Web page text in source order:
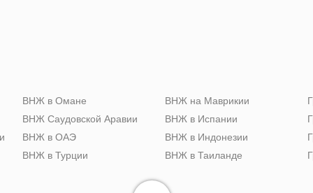
ВНЖ в Омане
ВНЖ Саудовской Аравии
ВНЖ в ОАЭ
ВНЖ в Турции
ВНЖ на Маврикии
ВНЖ в Испании
ВНЖ в Индонезии
ВНЖ в Таиланде